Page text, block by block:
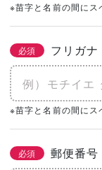
※苗字と名前の間にス
必須 フリガナ
※苗字と名前の間にス
必須 郵便番号